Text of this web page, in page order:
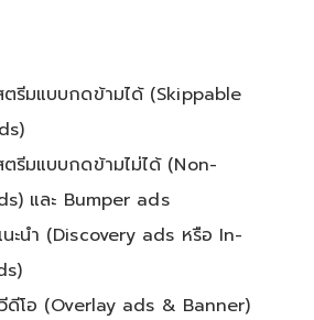
รีมแบบกดข้ามได้ (Skippable
รีมแบบกดข้ามไม่ได้ (Non-
และ Bumper ads
ะนำ (Discovery ads หรือ In-
ดีโอ (Overlay ads & Banner)